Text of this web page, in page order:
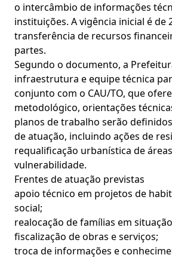
o intercâmbio de informações
instituições. A vigência inicial é de
transferência de recursos
partes.
Segundo o documento, a
infraestrutura e equipe técnica
conjunto com o CAU/TO, que
metodológico, orientações
planos de trabalho serão
de atuação, incluindo ações de
requalificação urbanística de
vulnerabilidade.
Frentes de atuação previstas
apoio técnico em projetos de
social;
realocação de famílias em
fiscalização de obras e serviços;
troca de informações e